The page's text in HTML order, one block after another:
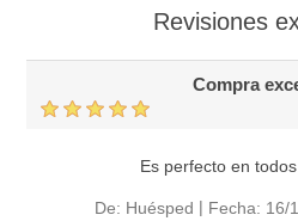
Revisiones
Compra
Es perfecto en
De: Huésped | Fecha: 16/